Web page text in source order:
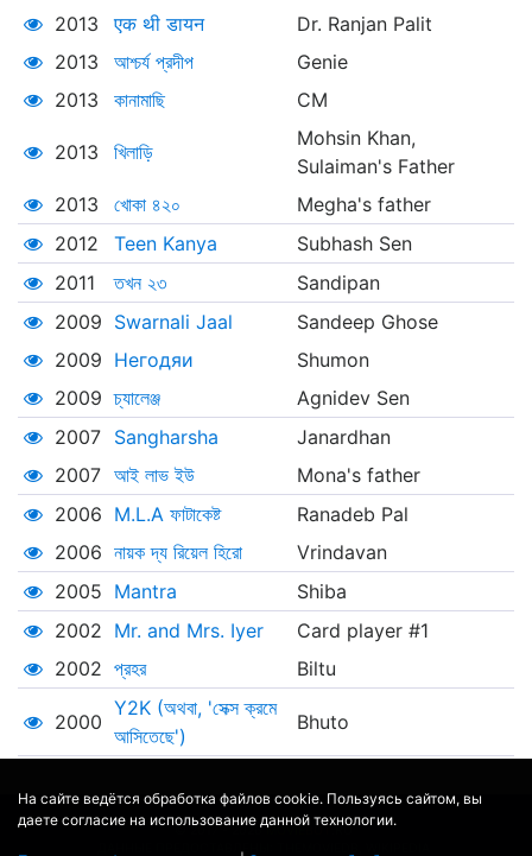
На сайте ведётся обработка файлов cookie. Пользуясь сайтом, вы
даете согласие на использование данной технологии.
2013
एक थी डायन
Dr. Ranjan Palit
2013
আশ্চর্য প্রদীপ
Genie
2013
কানামাছি CM
2013 খিলাড়ি
Mohsin Khan,
Sulaiman's Father
2013
খোকা ৪২০
Megha's father
2012
Teen Kanya
Subhash Sen
2011
তখন ২৩
Sandipan
2009 Swarnali Jaal
Sandeep Ghose
2009 Негодяи
Shumon
2009 চ্যালেঞ্জ
Agnidev Sen
2007
Sangharsha
Janardhan
2007 আই লাভ ইউ
Mona's father
2006 M.L.A ফাটাকেষ্ট
Ranadeb Pal
2006 নায়ক দ্য রিয়েল হিরো
Vrindavan
2005 Mantra
Shiba
2002 Mr. and Mrs. Iyer
Card player #1
2002 প্রহর Biltu
2000
Y2K (অথবা, 'সেক্স ক্রমে
আসিতেছে')
Bhuto
© 2017 - 2026 MOVIE
ДАННЫЕ ПРЕДОСТАВЛЕНЫ: